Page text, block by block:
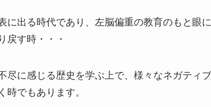
に出る時代であり、左脳偏重の教育のもと眼
戻す時・・・
尽に感じる歴史を学ぶ上で、様々なネガティ
時でもあります。